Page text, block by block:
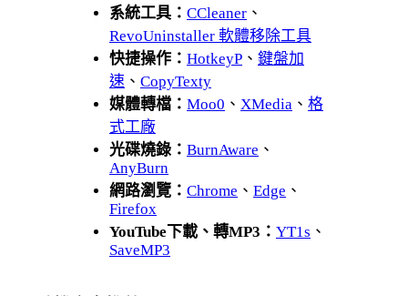
系統工具： CCleaner 、
RevoUninstaller 軟體移除工具
快捷操作： HotkeyP 、 鍵盤加
速 、 CopyTexty
媒體轉檔： Moo0 、 XMedia 、 格
式工廠
光碟燒錄： BurnAware 、
AnyBurn
網路瀏覽： Chrome 、 Edge 、
Firefox
YouTube下載、轉MP3： YT1s 、
SaveMP3